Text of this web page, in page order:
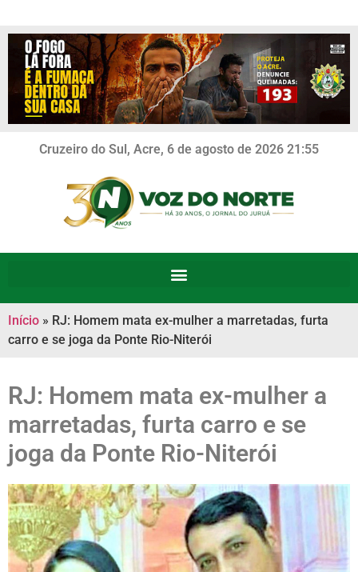
Cruzeiro do Sul, Acre, 6 de agosto de 2026 21:55
Início » RJ: Homem mata ex-mulher a marretadas, furta
carro e se joga da Ponte Rio-Niterói
RJ: Homem mata ex-mulher a
marretadas, furta carro e se
joga da Ponte Rio-Niterói